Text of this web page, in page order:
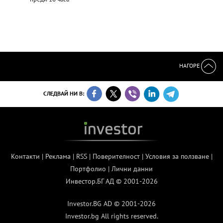
НАГОРЕ
СЛЕДВАЙ НИ В:
Контакти | Реклама | RSS| Поверителност| Условия за ползване|
Портфолио | Лични данни
Инвестор.БГ АД © 2001-2026
Investor.BG AD © 2001-2026
Investor.bg All rights reserved.